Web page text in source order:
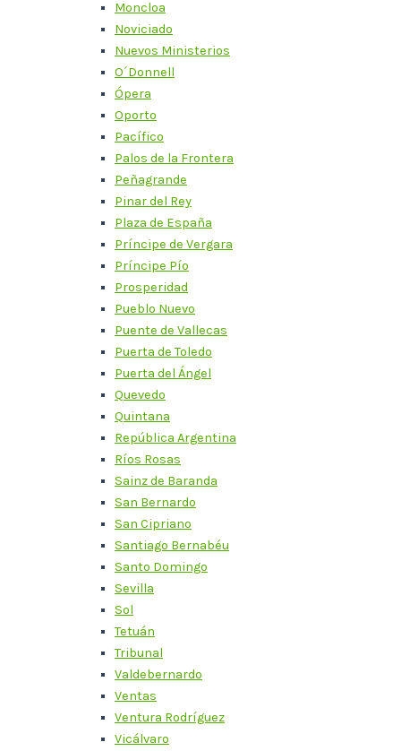
Moncloa
Noviciado
Nuevos Ministerios
O´Donnell
Ópera
Oporto
Pacífico
Palos de la Frontera
Peñagrande
Pinar del Rey
Plaza de España
Príncipe de Vergara
Príncipe Pío
Prosperidad
Pueblo Nuevo
Puente de Vallecas
Puerta de Toledo
Puerta del Ángel
Quevedo
Quintana
República Argentina
Ríos Rosas
Sainz de Baranda
San Bernardo
San Cipriano
Santiago Bernabéu
Santo Domingo
Sevilla
Sol
Tetuán
Tribunal
Valdebernardo
Ventas
Ventura Rodríguez
Vicálvaro